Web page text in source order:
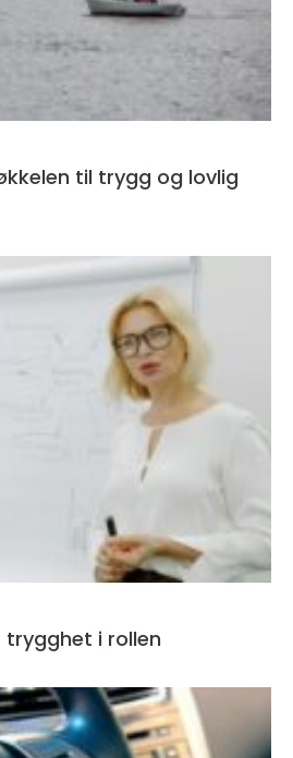
trygghet i rollen